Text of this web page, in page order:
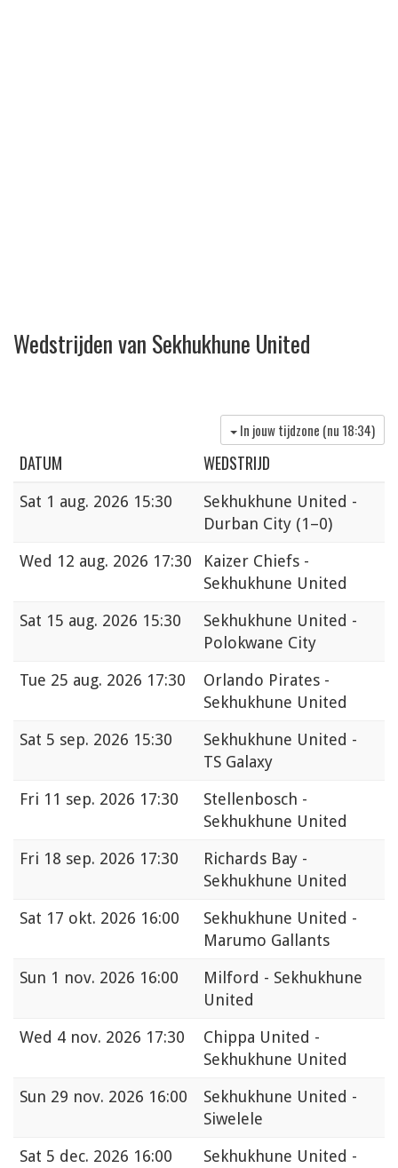
Wedstrijden van Sekhukhune United
In jouw tijdzone (nu 18:34)
DATUM WEDSTRIJD
Sat 1 aug. 2026 15:30
Sekhukhune United -
Durban City (1–0)
Wed 12 aug. 2026 17:30
Kaizer Chiefs -
Sekhukhune United
Sat 15 aug. 2026 15:30
Sekhukhune United -
Polokwane City
Tue 25 aug. 2026 17:30
Orlando Pirates -
Sekhukhune United
Sat 5 sep. 2026 15:30
Sekhukhune United -
TS Galaxy
Fri 11 sep. 2026 17:30
Stellenbosch -
Sekhukhune United
Fri 18 sep. 2026 17:30
Richards Bay -
Sekhukhune United
Sat 17 okt. 2026 16:00
Sekhukhune United -
Marumo Gallants
Sun 1 nov. 2026 16:00
Milford - Sekhukhune
United
Wed 4 nov. 2026 17:30
Chippa United -
Sekhukhune United
Sun 29 nov. 2026 16:00
Sekhukhune United -
Siwelele
Sat 5 dec. 2026 16:00 Sekhukhune United -